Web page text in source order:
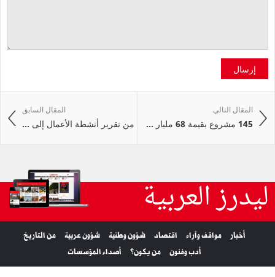
إرسال
المقال السابق
من تقرير أنشطة الأعمال إلى ...
المقال التالي
145 مشروع بقيمة 68 مليار ...
ليدرز العربية
أخبار مواقف وآراء اقتصاد شؤون وطنية شؤون عربية
من التاريخ
أدب وفنون
من يكون؟ أصداء المؤسسات